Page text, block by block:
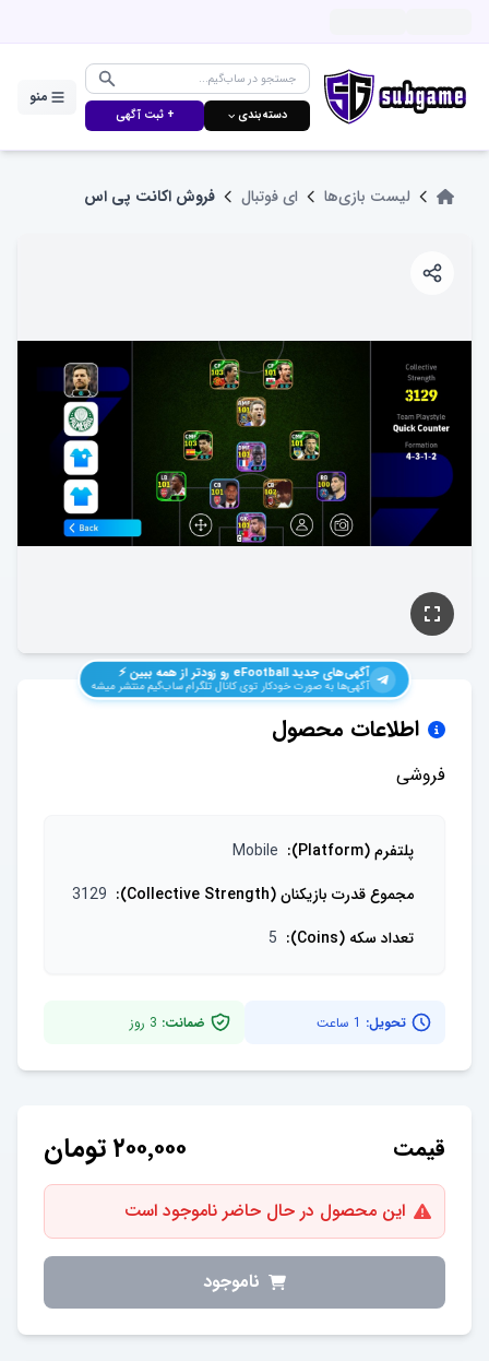
دسته‌بندی ⌵ + ثبت آگهی
منو
لیست بازی‌ها ای فوتبال فروش اکانت پی اس
آگهی‌های جدیدeFootball رو زودتر از همه ببین ⚡️
آگهی‌ها به صورت خودکار توی کانال تلگرام ساب‌گیم منتشر میشه
اطلاعات محصول
فروشی
پلتفرم (Platform) :
Mobile
مجموع قدرت بازیکنان (Collective Strength)
:
3129
تعداد سکه (Coins)
:
5
تحویل: 1 ساعت ضمانت: 3 روز
قیمت ۲۰۰٬۰۰۰تومان
این محصول در حال حاضر ناموجود است
ناموجود